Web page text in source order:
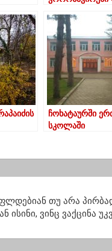
ჩოხატაურში
სკოლაში
დაუდასტურდა
თუ არა
ისინი, ვინც ვაქცინა